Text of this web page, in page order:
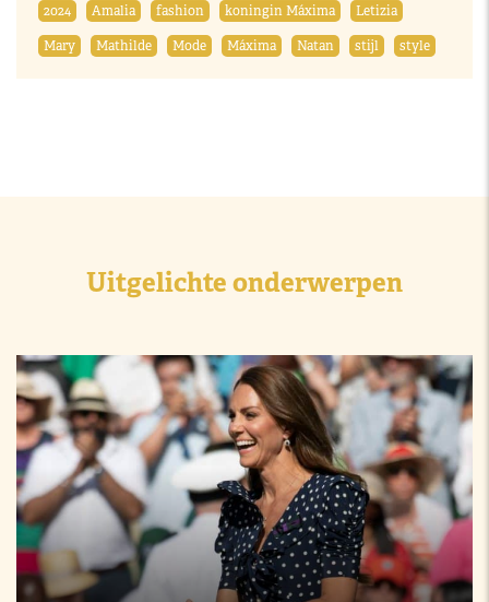
2024 Amalia fashion koningin Máxima
Letizia
Mary
Mathilde Mode Máxima Natan stijl style
Uitgelichte onderwerpen